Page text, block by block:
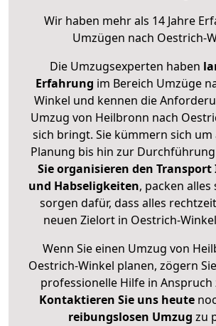
Wir haben mehr als 14 Jahre
Umzügen nach Oestrich-
Die Umzugsexperten haben
Erfahrung im Bereich Umzüge
Winkel und kennen die
Umzug von Heilbronn nach
sich bringt. Sie kümmern sich um
Planung bis hin zur
Sie organisieren den
und Habseligkeiten, packen
sorgen dafür, dass alles
neuen Zielort in Oestrich-
Wenn Sie einen Umzug von
Oestrich-Winkel planen, zögern
professionelle Hilfe in Anspruch
Kontaktieren Sie uns heute
reibungslosen Umzug zu